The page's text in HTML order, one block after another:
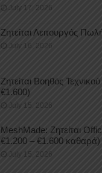
July 17, 2026
Ζητείται Λειτουργός
July 16, 2026
Ζητείται Βοηθός
€1.600)
July 15, 2026
MeshMade: Ζητείται
€1.200 – €1.600 καθαρά)
July 15, 2026